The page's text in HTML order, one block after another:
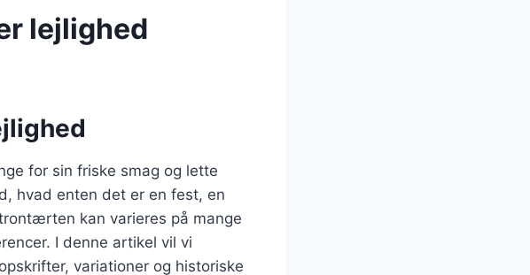
lejlighed
for sin friske smag og lette
hvad enten det er en fest, en
kan varieres på mange
I denne artikel vil vi
variationer og historiske